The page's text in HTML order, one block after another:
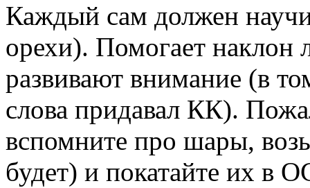
Каждый сам должен
орехи). Помогает
развивают внимание (в
слова придавал КК).
вспомните про шары,
будет) и покатайте их в